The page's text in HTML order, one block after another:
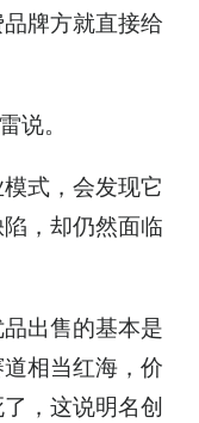
牌方就直接给
说。
式，会发现它
，却仍然面临
出售的基本是
相当红海，价
，这说明名创